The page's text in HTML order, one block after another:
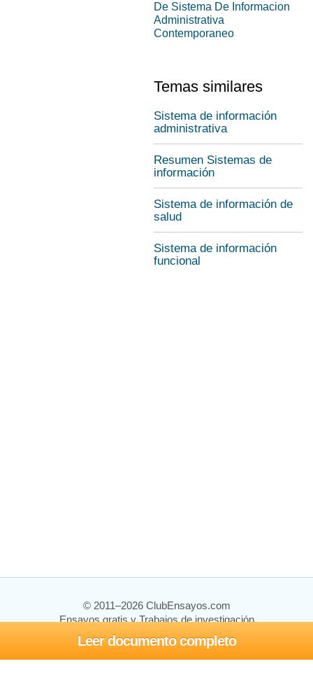
Leer documento completo
De Sistema De Informacion
Administrativa
Contemporaneo
Temas similares
Sistema de información
administrativa
Resumen Sistemas de
información
Sistema de información de
salud
Sistema de información
funcional
© 2011–2026 ClubEnsayos.com
Ensayos gratis y Trabajos de investigación